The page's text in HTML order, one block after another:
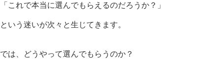
「これで本当に選んでもらえるのだろうか？」
という迷いが次々と生じてきます。
では、どうやって選んでもらうのか？